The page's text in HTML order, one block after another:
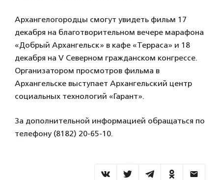
Архангелогородцы смогут увидеть фильм 17
декабря на благотворительном вечере марафона
«Добрый Архангельск» в кафе «Терраса» и 18
декабря на V Северном гражданском конгрессе.
Организатором просмотров фильма в
Архангельске выступает Архангельский центр
социальных технологий «Гарант».
За дополнительной информацией обращаться по
телефону (8182) 20-65-10.